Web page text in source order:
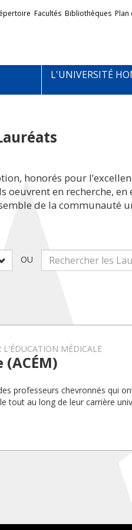
externes
Facultés Bibliothèques Plan
L'UNIVERSITÉ
honorés pour
en recherche,
de la communauté
OU
L'ÉDUCATION MÉDICALE
professeurs chevronnés qui
tout au long de leur carrière